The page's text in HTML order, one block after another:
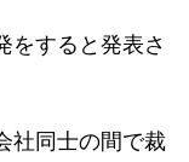
をすると発表さ
社同士の間で裁